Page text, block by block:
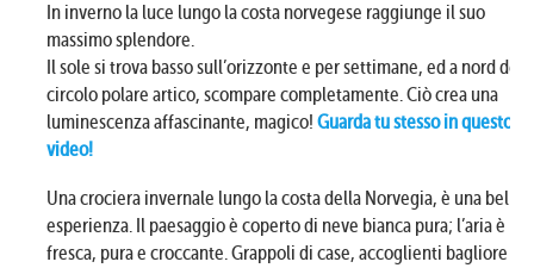
In inverno la luce lungo la costa norvegese raggiunge il suo
massimo splendore.
Il sole si trova basso sull’orizzonte e per settimane, ed a nord del
circolo polare artico, scompare completamente. Ciò crea una
luminescenza affascinante, magico! Guarda tu stesso in questo
video!
Una crociera invernale lungo la costa della Norvegia, è una bella
esperienza. Il paesaggio è coperto di neve bianca pura; l’aria è
fresca, pura e croccante. Grappoli di case, accoglienti bagliore